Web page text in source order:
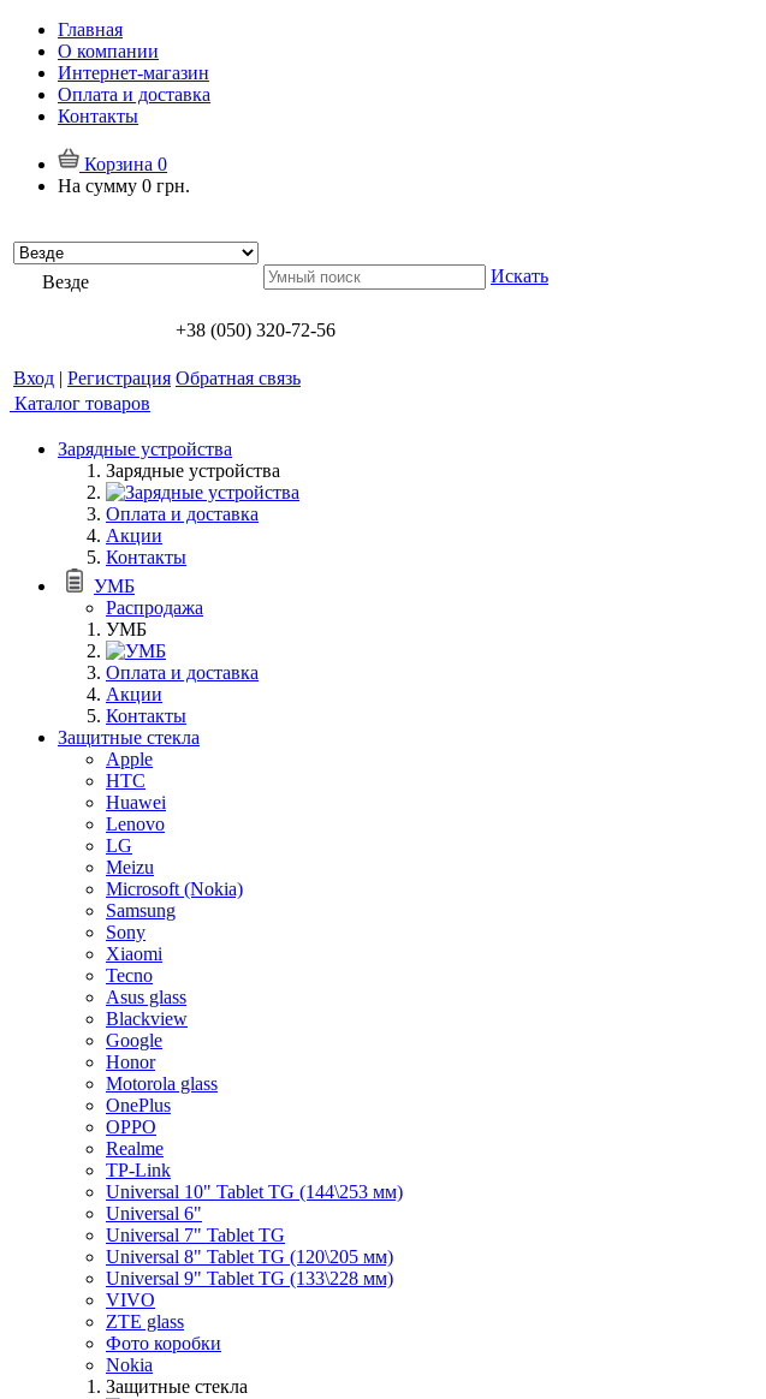
Главная
О компании
Интернет-магазин
Оплата и доставка
Контакты
Корзина 0
На сумму 0 грн.
Везде Искать
+38 (050) 320-72-56
Вход | Регистрация Обратная связь
Каталог товаров
Зарядные устройства
Зарядные устройства
Оплата и доставка
Акции
Контакты
УМБ
Распродажа
УМБ
Оплата и доставка
Акции
Контакты
Защитные стекла
Apple
HTC
Huawei
Lenovo
LG
Meizu
Microsoft (Nokia)
Samsung
Sony
Xiaomi
Tecno
Asus glass
Blackview
Google
Honor
Motorola glass
OnePlus
OPPO
Realme
TP-Link
Universal 10" Tablet TG (144\253 мм)
Universal 6"
Universal 7" Tablet TG
Universal 8" Tablet TG (120\205 мм)
Universal 9" Tablet TG (133\228 мм)
VIVO
ZTE glass
Фото коробки
Nokia
Защитные стекла